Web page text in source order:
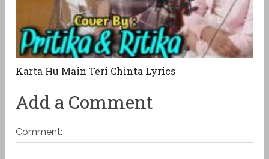
Karta Hu Main Teri Chinta Lyrics
Add a Comment
Comment: